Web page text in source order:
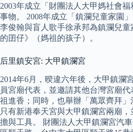
2003年成立「財團法人大甲媽社會
事物。 2008年成立「鎮瀾兒童家園
李俊翰與盲人歌手徐承邦為鎮瀾兒童
的囝仔》（媽祖的孩子）。
后里鎮安宮: 大甲鎮瀾宮
2014年6月，暌違六年後，大甲鎮瀾
員宮廟代表，並邀請其他台灣宮廟
祖進香；同時，也舉辦「萬眾齊拜
只有新港奉天宮與大甲鎮瀾宮兩廟
擔與工具。 財團法人大甲鎮瀾宮汽